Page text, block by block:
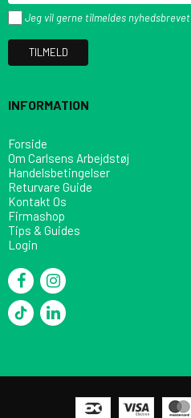
Jeg vil gerne tilmeldes nyhedsbrevet
TILMELD
INFORMATION
Forside
Om Carlsens Arbejdstøj
Handelsbetingelser
Returvare Guide
Kontakt Os
Firmashop
Tips & Guides
Login